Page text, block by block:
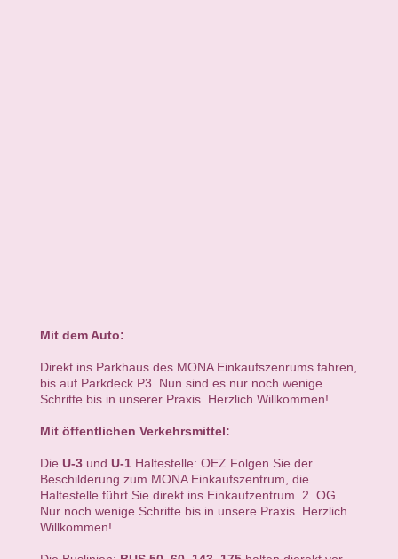
Mit dem Auto:
Direkt ins Parkhaus des MONA Einkaufszenrums fahren,
bis auf Parkdeck P3. Nun sind es nur noch wenige
Schritte bis in unserer Praxis. Herzlich Willkommen!
Mit öffentlichen Verkehrsmittel:
Die U-3 und U-1 Haltestelle: OEZ Folgen Sie der
Beschilderung zum MONA Einkaufszentrum, die
Haltestelle führt Sie direkt ins Einkaufzentrum. 2. OG.
Nur noch wenige Schritte bis in unsere Praxis. Herzlich
Willkommen!